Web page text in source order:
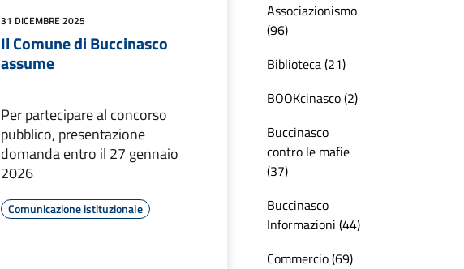
31 DICEMBRE 2025
Il Comune di Buccinasco
assume
Per partecipare al concorso
pubblico, presentazione
domanda entro il 27 gennaio
2026
Comunicazione istituzionale
Associazionismo
(96)
Biblioteca (21)
BOOKcinasco (2)
Buccinasco
contro le mafie
(37)
Buccinasco
Informazioni (44)
Commercio (69)